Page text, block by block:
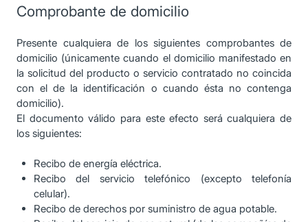
Comprobante de domicilio
Presente cualquiera de los siguientes comprobantes de
domicilio (únicamente cuando el domicilio manifestado en
la solicitud del producto o servicio contratado no coincida
con el de la identificación o cuando ésta no contenga
domicilio).
El documento válido para este efecto será cualquiera de
los siguientes:
Recibo de energía eléctrica.
Recibo del servicio telefónico (excepto telefonía
celular).
Recibo de derechos por suministro de agua potable.